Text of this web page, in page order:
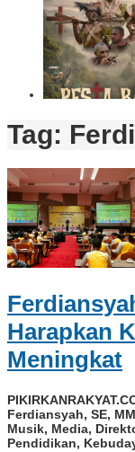
Tag:
Harapkan
Meningkat
Ferdiansyah, SE,
Musik, Media,
Pendidikan,